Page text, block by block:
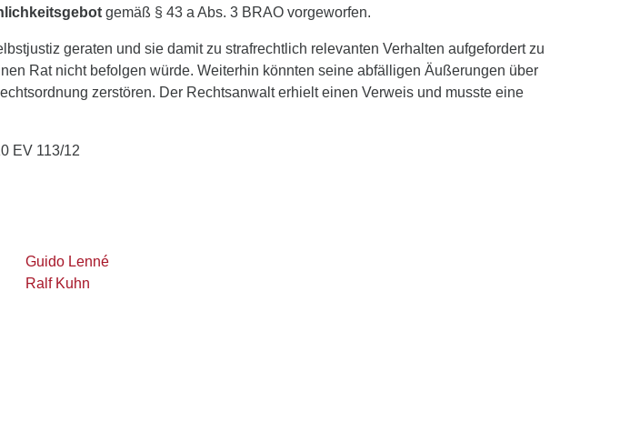
gemäß § 43 a Abs. 3 BRAO vorgeworfen.
geraten und sie damit zu strafrechtlich relevanten Verhalten aufgefordert zu
Rat nicht befolgen würde. Weiterhin könnten seine abfälligen Äußerungen über
zerstören. Der Rechtsanwalt erhielt einen Verweis und musste eine
EV 113/12
Guido Lenné
Ralf Kuhn